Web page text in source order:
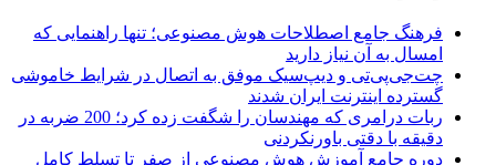
فرهنگ جامع اصطلاحات هوش مصنوعی؛ تنها راهنمایی که
امسال به آن نیاز دارید
چت‌جی‌پی‌تی و دیپ‌سیک موفق به اتصال در شرایط خاموشی
گسترده اینترنت ایران شدند
ربات درامری که مهندسان را شگفت زده کرد؛ 200 ضربه در
دقیقه با دقتی باورنکردنی
دوره جامع آموزش هوش مصنوعی از صفر تا تسلط کامل